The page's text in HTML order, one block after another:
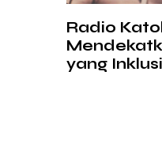
Radio
yang